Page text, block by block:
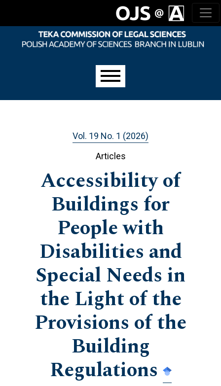
Vol. 19 No. 1 (2026)
Articles
Accessibility of
Buildings for
People with
Disabilities and
Special Needs in
the Light of the
Provisions of the
Building
Regulations